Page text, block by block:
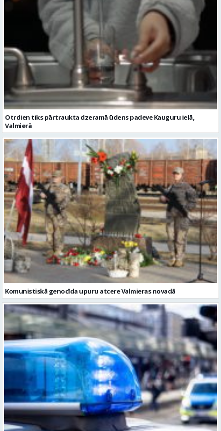
Otrdien tiks pārtraukta dzeramā ūdens padeve Kauguru ielā,
Valmierā
Komunistiskā genocīda upuru atcere Valmieras novadā